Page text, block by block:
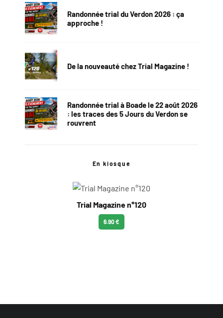
Randonnée trial du Verdon 2026 : ça
approche !
De la nouveauté chez Trial Magazine !
Randonnée trial à Boade le 22 août 2026
: les traces des 5 Jours du Verdon se
rouvrent
En kiosque
Trial Magazine n°120
6.90 €